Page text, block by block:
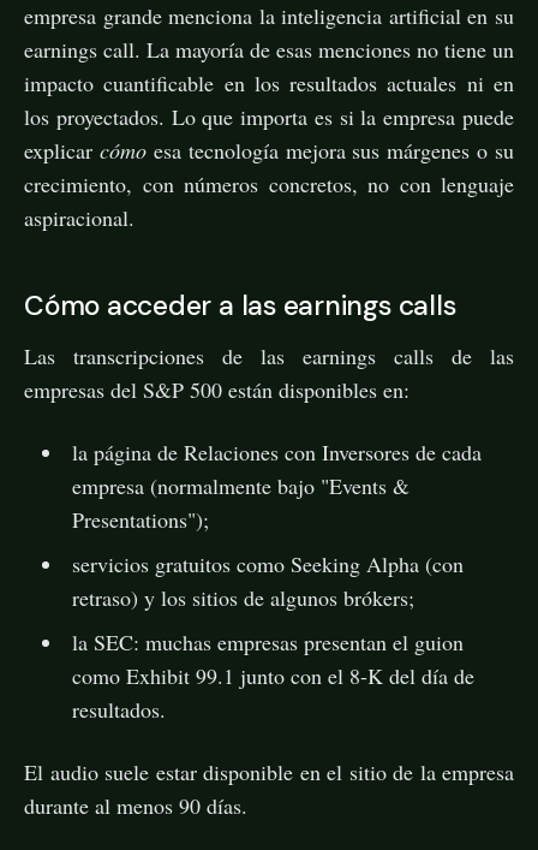
empresa grande menciona la inteligencia artificial en su
earnings call. La mayoría de esas menciones no tiene un
impacto cuantificable en los resultados actuales ni en
los proyectados. Lo que importa es si la empresa puede
explicar cómoesa tecnología mejora sus márgenes o su
crecimiento, con números concretos, no con lenguaje
aspiracional.
Cómo acceder a las earnings calls
Las transcripciones de las earnings calls de las
empresas del S&P 500 están disponibles en:
la página de Relaciones con Inversores de cada
empresa (normalmente bajo "Events &
Presentations");
servicios gratuitos como Seeking Alpha (con
retraso) y los sitios de algunos brókers;
la SEC: muchas empresas presentan el guion
como Exhibit 99.1 junto con el 8-K del día de
resultados.
El audio suele estar disponible en el sitio de la empresa
durante al menos 90 días.